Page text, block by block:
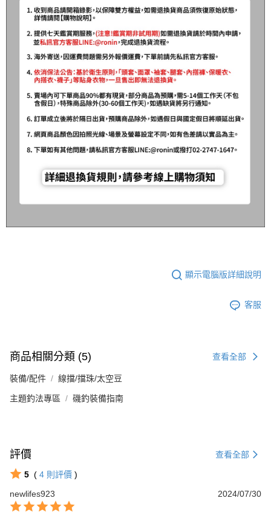
顯示電腦版詳細說明
客服
商品相關分類 (5) 查看全部
裝備/配件 線擋/擋珠/太空豆
主題釣法專區 磯釣裝備指南
評價 查看全部
5 ( 4 則評價 )
newlifes923
2024/07/30